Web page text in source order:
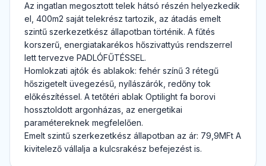
Az ingatlan megosztott telek hátsó részén helyezkedik
el, 400m2 saját telekrész tartozik, az átadás emelt
szintű szerkezetkész állapotban történik. A fűtés
korszerű, energiatakarékos hőszivattyús rendszerrel
lett tervezve PADLÓFŰTÉSSEL.
Homlokzati ajtók és ablakok: fehér színű 3 rétegű
hőszigetelt üvegezésű, nyílászárók, redőny tok
előkészítéssel. A tetőtéri ablak Optilight fa borovi
hossztoldott argonházas, az energetikai
paramétereknek megfelelően.
Emelt szintű szerkezetkész állapotban az ár: 79,9MFt A
kivitelező vállalja a kulcsrakész befejezést is.